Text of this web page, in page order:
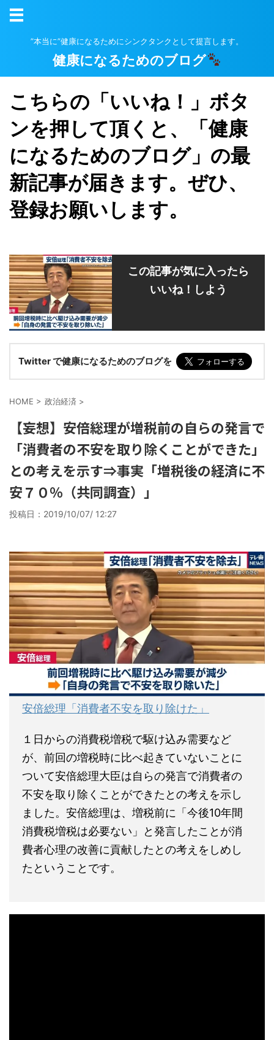
”本当に”健康になるためにシンクタンクとして提言します。
健康になるためのブログ
こちらの「いいね！」ボタ
ンを押して頂くと、「健康
になるためのブログ」の最
新記事が届きます。ぜひ、
登録お願いします。
この記事が気に入ったら
いいね！しよう
Twitter で健康になるためのブログを
HOME > 政治経済 >
【妄想】安倍総理が増税前の自らの発言で
「消費者の不安を取り除くことができた」
との考えを示す⇒事実「増税後の経済に不
安７０％（共同調査）」
投稿日： 2019/10/07/ 12:27
安倍総理「消費者不安を取り除けた」
１日からの消費税増税で駆け込み需要など
が、前回の増税時に比べ起きていないことに
ついて安倍総理大臣は自らの発言で消費者の
不安を取り除くことができたとの考えを示し
ました。安倍総理は、増税前に「今後10年間
消費税増税は必要ない」と発言したことが消
費者心理の改善に貢献したとの考えをしめし
たということです。